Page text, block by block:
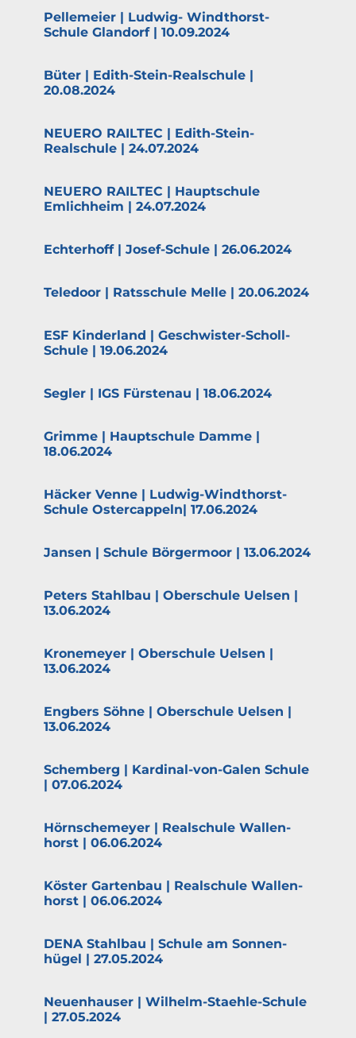
Pelle­meier | Ludwig- Windthorst-
Schule Glandorf | 10.09.2024
Büter | Edith-Stein-Realschule |
20.08.2024
NEUERO RAILTEC | Edith-Stein-
Realschule | 24.07.2024
NEUERO RAILTEC | Haupt­schule
Emlichheim | 24.07.2024
Echterhoff | Josef-Schule | 26.06.2024
Teledoor | Ratsschule Melle | 20.06.2024
ESF Kinderland | Geschwister-Scholl-
Schule | 19.06.2024
Segler | IGS Fürstenau | 18.06.2024
Grimme | Haupt­schule Damme |
18.06.2024
Häcker Venne | Ludwig-Windthorst-
Schule Oster­cappeln| 17.06.2024
Jansen | Schule Börgermoor | 13.06.2024
Peters Stahlbau | Oberschule Uelsen |
13.06.2024
Krone­meyer | Oberschule Uelsen |
13.06.2024
Engbers Söhne | Oberschule Uelsen |
13.06.2024
Schemberg | Kardinal-von-Galen Schule
| 07.06.2024
Hörnsche­meyer | Realschule Wallen­
horst | 06.06.2024
Köster Gartenbau | Realschule Wallen­
horst | 06.06.2024
DENA Stahlbau | Schule am Sonnen­
hügel | 27.05.2024
Neuen­hauser | Wilhelm-Staehle-Schule
| 27.05.2024